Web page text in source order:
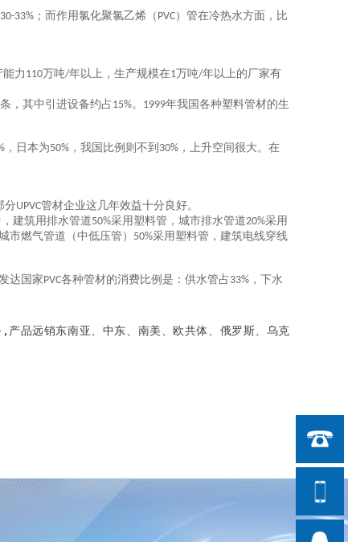
30-33% ；而作用氯化聚氯乙烯（ PVC）管在冷热水方面，比
力 110万吨/年以上，生产规模在1万吨/年以上的厂家有
，其中引进设备约占15%。 1999年我国各种塑料管材的生
，日本为50% ，我国比例则不到 30% ，上升空间很大。在
分UPVC管材企业这几年效益十分良好。
建筑用排水管道50%采用塑料管，城市排水管道20%采用
市燃气管道（中低压管） 50%采用塑料管，建筑电线穿线
达国家PVC各种管材的消费比例是：供水管占33% ，下水
, 产品远销东南亚、中东、南美、欧共体、俄罗斯、乌克